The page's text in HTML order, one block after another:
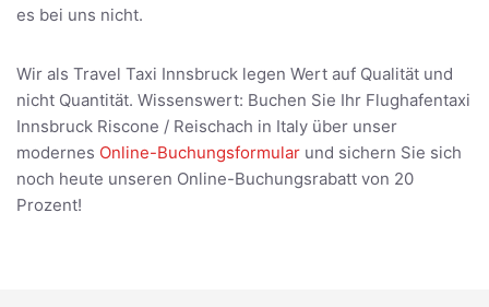
es bei uns nicht.
Wir als Travel Taxi Innsbruck legen Wert auf Qualität und
nicht Quantität. Wissenswert: Buchen Sie Ihr Flughafentaxi
Innsbruck Riscone / Reischach in Italy über unser
modernes Online-Buchungsformular und sichern Sie sich
noch heute unseren Online-Buchungsrabatt von 20
Prozent!